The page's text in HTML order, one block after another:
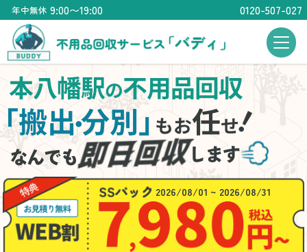
年中無休 9:00〜19:00 0120-507-027
本八幡駅の不用品回収
搬出・分別」もお任せ
！
2026/08/01 ~ 2026/08/31